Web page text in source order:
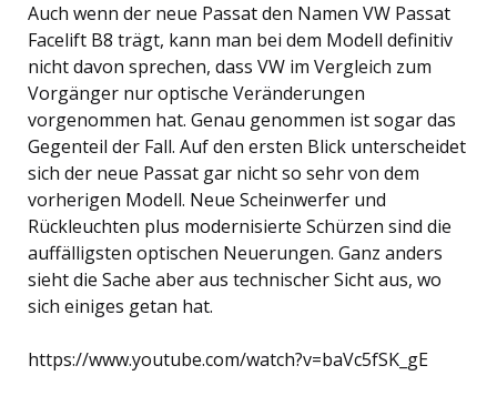
Auch wenn der neue Passat den Namen VW Passat
Facelift B8 trägt, kann man bei dem Modell definitiv
nicht davon sprechen, dass VW im Vergleich zum
Vorgänger nur optische Veränderungen
vorgenommen hat. Genau genommen ist sogar das
Gegenteil der Fall. Auf den ersten Blick unterscheidet
sich der neue Passat gar nicht so sehr von dem
vorherigen Modell. Neue Scheinwerfer und
Rückleuchten plus modernisierte Schürzen sind die
auffälligsten optischen Neuerungen. Ganz anders
sieht die Sache aber aus technischer Sicht aus, wo
sich einiges getan hat.
https://www.youtube.com/watch?v=baVc5fSK_gE